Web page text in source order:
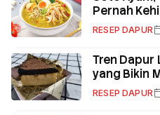
Pernah
RESEP DAPUR
Tren Dapur
yang Bikin
RESEP DAPUR